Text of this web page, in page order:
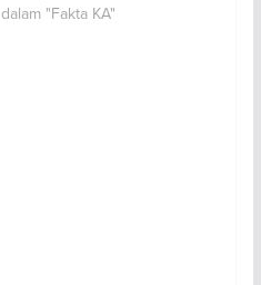
dalam "Fakta KA"